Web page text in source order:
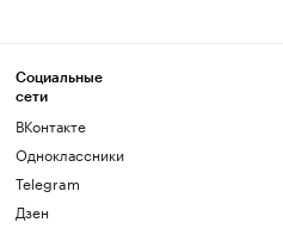
Социальные
сети
ВКонтакте
Одноклассники
Telegram
Дзен